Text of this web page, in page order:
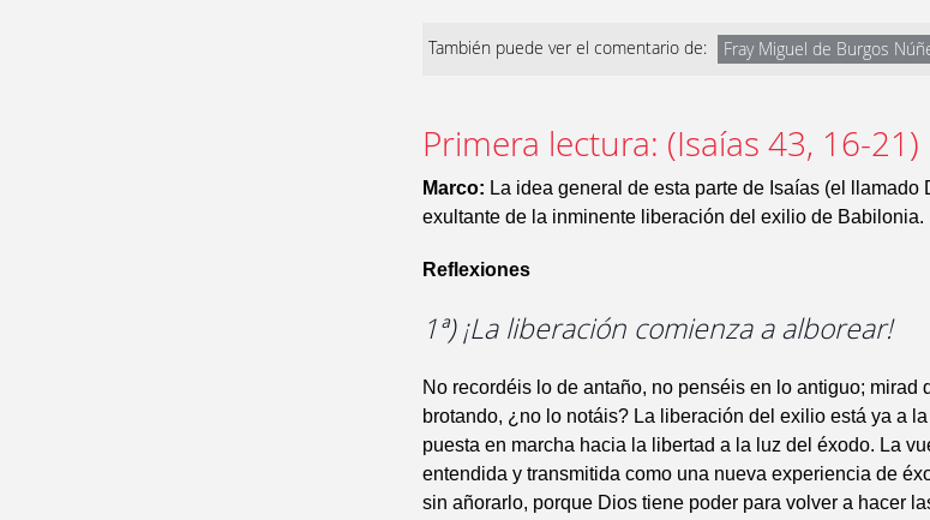
También puede ver el comentario de: Fray Miguel de Burgos
Primera lectura: (Isaías 43, 16-21)
Marco: La idea general de esta parte de Isaías (el
exultante de la inminente liberación del exilio de Babilonia.
Reflexiones
1ª) ¡La liberación comienza a alborear!
No recordéis lo de antaño, no penséis en lo antiguo; mirad
brotando, ¿no lo notáis? La liberación del exilio está ya a
puesta en marcha hacia la libertad a la luz del éxodo. La
entendida y transmitida como una nueva experiencia de
sin añorarlo, porque Dios tiene poder para volver a hacer